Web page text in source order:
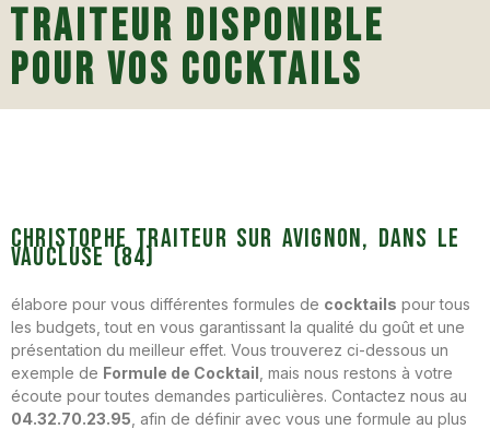
TRAITEUR DISPONIBLE
POUR VOS COCKTAILS
Christophe Traiteur sur Avignon, dans le
Vaucluse (84)
élabore pour vous différentes formules de cocktails pour tous
les budgets, tout en vous garantissant la qualité du goût et une
présentation du meilleur effet. Vous trouverez ci-dessous un
exemple de Formule de Cocktail , mais nous restons à votre
écoute pour toutes demandes particulières. Contactez nous au
04.32.70.23.95 , afin de définir avec vous une formule au plus